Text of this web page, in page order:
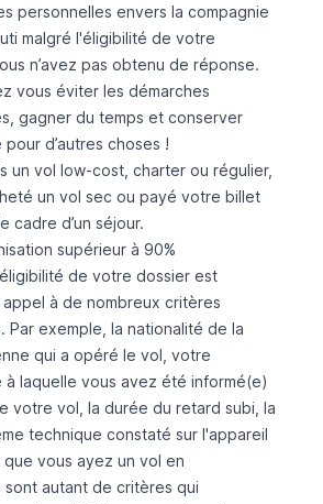
personnelles envers la compagnie
malgré l'éligibilité de votre
n’avez pas obtenu de réponse.
vous éviter les démarches
gagner du temps et conserver
d’autres choses !
un vol low-cost, charter ou régulier,
un vol sec ou payé votre billet
cadre d’un séjour.
supérieur à 90%
de votre dossier est
à de nombreux critères
Par exemple, la nationalité de la
qui a opéré le vol, votre
à laquelle vous avez été informé(e)
votre vol, la durée du retard subi, la
technique constaté sur l'appareil
vous ayez un vol en
autant de critères qui